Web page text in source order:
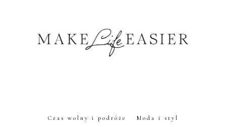
Czas wolny i podróże Moda i styl